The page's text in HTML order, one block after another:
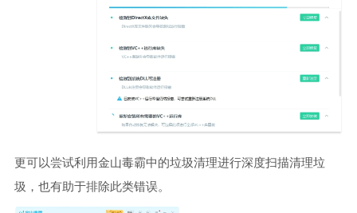
更可以尝试利用金山毒霸中的垃圾清理进行深度扫描清理垃
圾，也有助于排除此类错误。